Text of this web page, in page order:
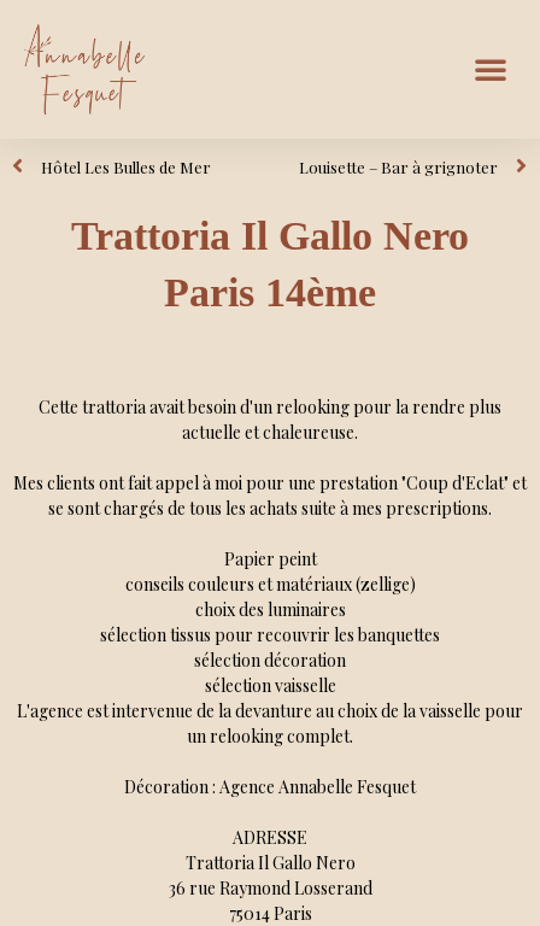
Hôtel Les Bulles de Mer Louisette – Bar à grignoter
Trattoria Il Gallo Nero
Paris 14ème
Cette trattoria avait besoin d'un relooking pour la rendre plus
actuelle et chaleureuse.
Mes clients ont fait appel à moi pour une prestation "Coup d'Eclat" et
se sont chargés de tous les achats suite à mes prescriptions.
Papier peint
conseils couleurs et matériaux (zellige)
choix des luminaires
sélection tissus pour recouvrir les banquettes
sélection décoration
sélection vaisselle
L'agence est intervenue de la devanture au choix de la vaisselle pour
un relooking complet.
Décoration : Agence Annabelle Fesquet
ADRESSE
Trattoria Il Gallo Nero
36 rue Raymond Losserand
75014 Paris